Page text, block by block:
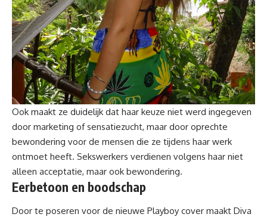
Ook maakt ze duidelijk dat haar keuze niet werd ingegeven
door marketing of sensatiezucht, maar door oprechte
bewondering voor de mensen die ze tijdens haar werk
ontmoet heeft. Sekswerkers verdienen volgens haar niet
alleen acceptatie, maar ook bewondering.
Eerbetoon en boodschap
Door te poseren voor de nieuwe Playboy cover maakt Diva